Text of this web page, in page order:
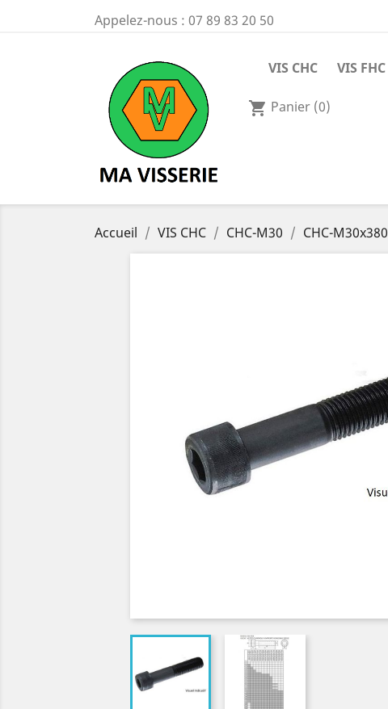
Appelez-nous : 07 89 83 20 50
VIS CHC VIS FHC
shopping_cart Panier (0)
Accueil VIS CHC CHC-M30 CHC-M30x380